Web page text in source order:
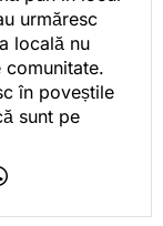
urmăresc
locală nu
comunitate.
în poveștile
sunt pe